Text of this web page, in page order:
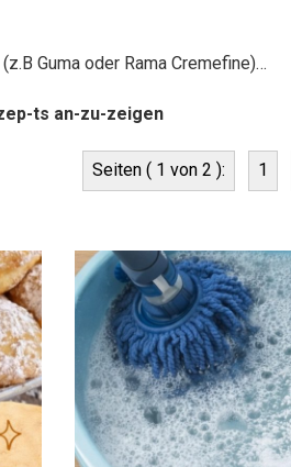
Guma oder Rama Cremefine)…
ts an-zu-zeigen
Seiten ( 1 von 2 ): 1